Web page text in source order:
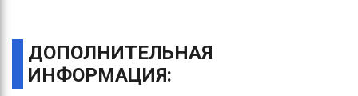
ДОПОЛНИТЕЛЬНАЯ
ИНФОРМАЦИЯ: